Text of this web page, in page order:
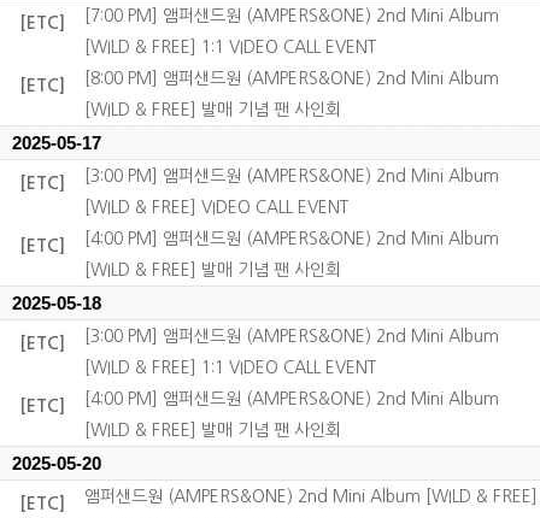
[ETC]
[7:00 PM] 앰퍼샌드원 (AMPERS&ONE) 2nd Mini Album
[WILD & FREE] 1:1 VIDEO CALL EVENT
[ETC]
[8:00 PM] 앰퍼샌드원 (AMPERS&ONE) 2nd Mini Album
[WILD & FREE] 발매 기념 팬 사인회
2025-05-17
[ETC]
[3:00 PM] 앰퍼샌드원 (AMPERS&ONE) 2nd Mini Album
[WILD & FREE] VIDEO CALL EVENT
[ETC]
[4:00 PM] 앰퍼샌드원 (AMPERS&ONE) 2nd Mini Album
[WILD & FREE] 발매 기념 팬 사인회
2025-05-18
[ETC]
[3:00 PM] 앰퍼샌드원 (AMPERS&ONE) 2nd Mini Album
[WILD & FREE] 1:1 VIDEO CALL EVENT
[ETC]
[4:00 PM] 앰퍼샌드원 (AMPERS&ONE) 2nd Mini Album
[WILD & FREE] 발매 기념 팬 사인회
2025-05-20
[ETC]
앰퍼샌드원 (AMPERS&ONE) 2nd Mini Album [WILD & FREE]